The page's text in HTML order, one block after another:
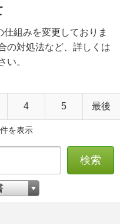
組みを変更しておりま
の対処法など、詳しくは
い。
4 5 最後
を表示
検索